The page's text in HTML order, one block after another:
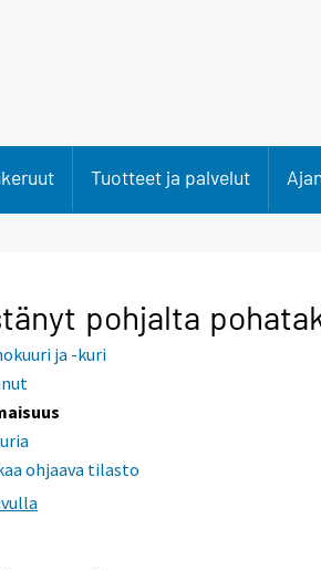
Tuotteet ja palvelut
pohjalta
ja -kuri
ohjaava tilasto